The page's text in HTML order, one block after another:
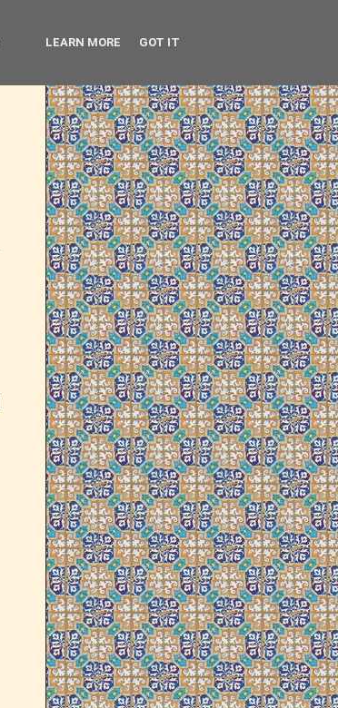
LEARN MORE GOT IT